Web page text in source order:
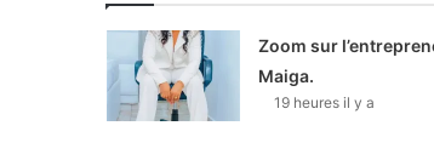
Zoom sur
Maiga.
19 heures il y a